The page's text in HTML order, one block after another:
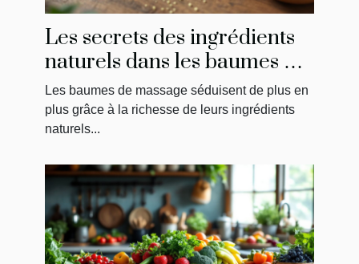
Les secrets des ingrédients
naturels dans les baumes de
massage
Les baumes de massage séduisent de plus en
plus grâce à la richesse de leurs ingrédients
naturels...